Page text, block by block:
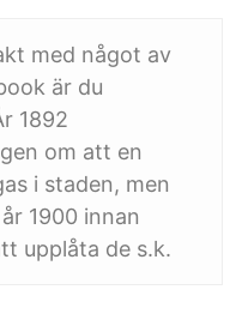
med något av
är du
1892
om att en
i staden, men
1900 innan
upplåta de s.k.